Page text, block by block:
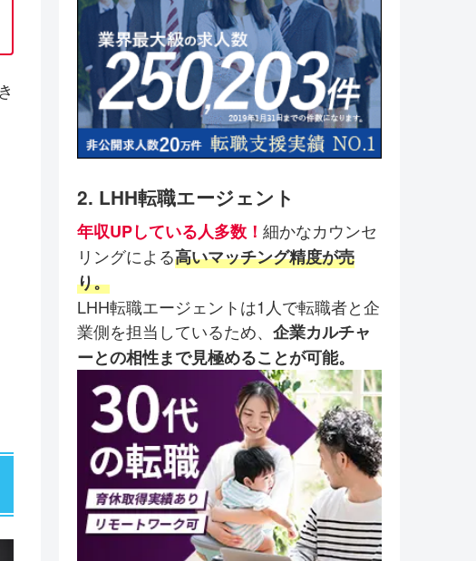
2. LHH転職エージェント
年収UPしている人多数！ 細かなカウンセ
リングによる高いマッチング精度が売
り。
LHH転職エージェントは1人で転職者と企
業側を担当しているため、 企業カルチャ
ーとの相性まで見極めることが可能。